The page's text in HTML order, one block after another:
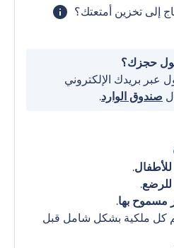
إلى تخزين أمتعتك؟
حجزك؟
عبر بريدك الإلكتروني
صندوق الوارد.
للأطفال.
للرضع.
مسموح بها.
كل ملكية بشكل شامل قبل